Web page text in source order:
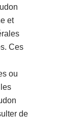
et
Ces
ou
de